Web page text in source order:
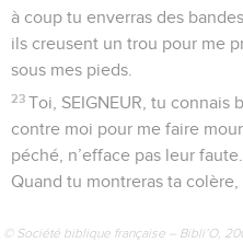
à coup tu enverras des
ils creusent un trou pour me
sous mes pieds.
23 Toi, SEIGNEUR, tu connais
contre moi pour me faire
péché, n’efface pas leur
Quand tu montreras ta
© Société biblique française – Bibli’O,